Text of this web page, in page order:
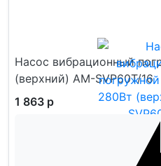
Насос вибрационный
(верхний) AM-SVP60T/16
1 863 р